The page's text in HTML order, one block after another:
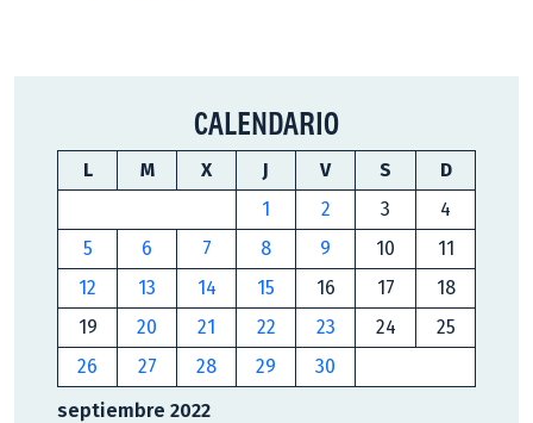
CALENDARIO
septiembre 2022
L M X J V S
D
1
2 3
4
5
6 7 8 9 10
11
12
13 14 15 16 17
18
19
20 21 22 23 24
25
26
27 28 29 30